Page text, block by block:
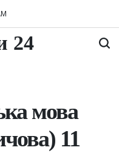
24
мова
11